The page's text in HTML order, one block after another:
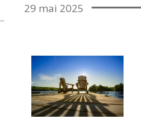
29 mai 2025